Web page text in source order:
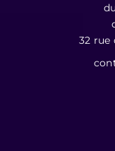
32 rue